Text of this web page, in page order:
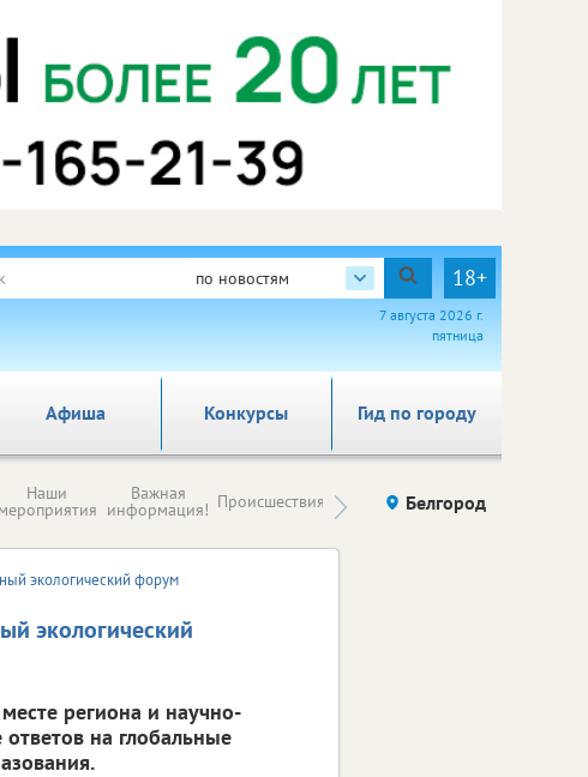
по новостям 18+
7 августа 2026 г.
пятница
Афиша Гид по городу
Конкурсы
Наши
мероприятия
Важная
информация! Происшествия Здоровье компаний (на
правах
Белгород
экологический форум
экологический
региона и научно-
на глобальные